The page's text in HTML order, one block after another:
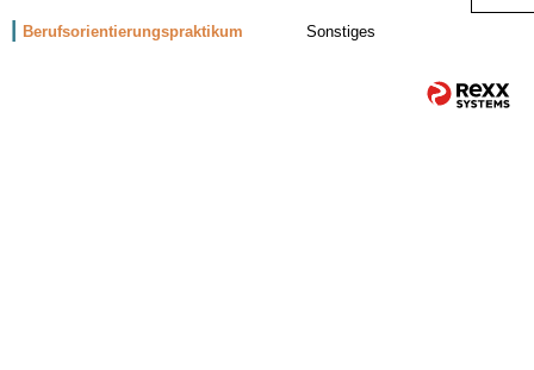
Berufsorientierungspraktikum Sonstiges